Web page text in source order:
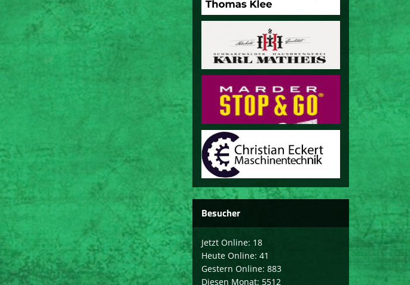
Besucher
Jetzt Online: 18
Heute Online: 41
Gestern Online: 883
Diesen Monat: 5512